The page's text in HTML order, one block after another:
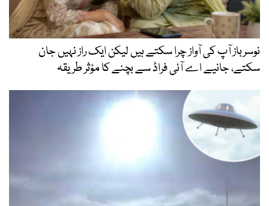
نوسرباز آپ کی آواز چرا سکتے ہیں لیکن ایک راز نہیں جان
سکتے، جانیے اے آئی فراڈ سے بچنے کا مؤثر طریقہ